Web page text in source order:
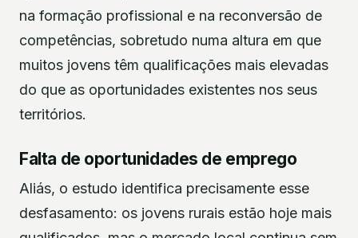
na formação profissional e na reconversão de
competências, sobretudo numa altura em que
muitos jovens têm qualificações mais elevadas
do que as oportunidades existentes nos seus
territórios.
Falta de oportunidades de emprego
Aliás, o estudo identifica precisamente esse
desfasamento: os jovens rurais estão hoje mais